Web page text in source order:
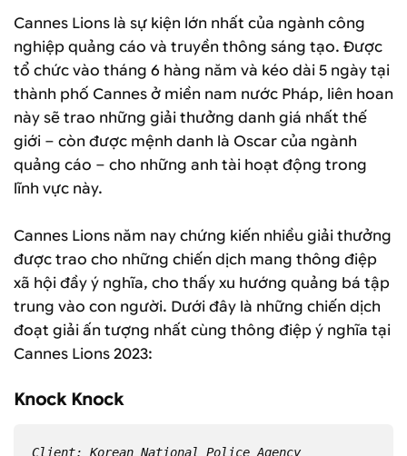
Cannes Lions là sự kiện lớn nhất của ngành công
nghiệp quảng cáo và truyền thông sáng tạo. Được
tổ chức vào tháng 6 hàng năm và kéo dài 5 ngày tại
thành phố Cannes ở miền nam nước Pháp, liên hoan
này sẽ trao những giải thưởng danh giá nhất thế
giới – còn được mệnh danh là Oscar của ngành
quảng cáo – cho những anh tài hoạt động trong
lĩnh vực này.
Cannes Lions năm nay chứng kiến nhiều giải thưởng
được trao cho những chiến dịch mang thông điệp
xã hội đầy ý nghĩa, cho thấy xu hướng quảng bá tập
trung vào con người. Dưới đây là những chiến dịch
đoạt giải ấn tượng nhất cùng thông điệp ý nghĩa tại
Cannes Lions 2023:
Knock Knock
Client: Korean National Police Agency